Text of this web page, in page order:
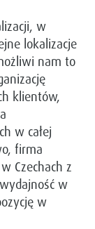
w
lokalizacje
nam to
klientów,
w całej
firma
Czechach z
w
w